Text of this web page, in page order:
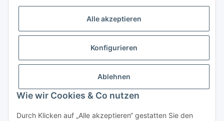
Alle akzeptieren
Konfigurieren
Ablehnen
Wie wir Cookies & Co nutzen
Durch Klicken auf „Alle akzeptieren“ gestatten Sie den
Rechtliches